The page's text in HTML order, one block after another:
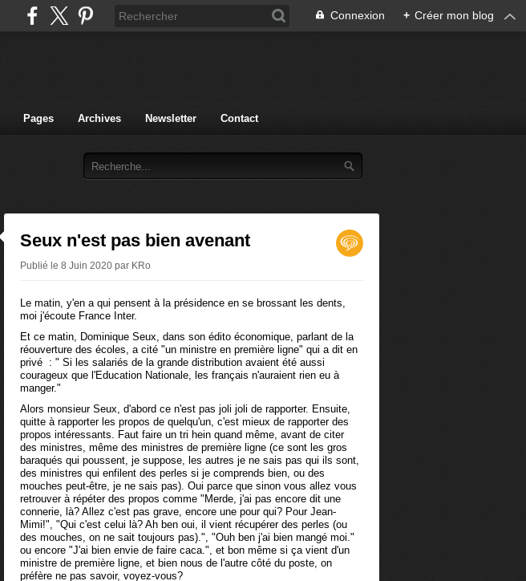
Connexion + Créer mon blog
Pages Archives Newsletter Contact
Seux n'est pas bien avenant
Publié le 8 Juin 2020 par KRo
Le matin, y'en a qui pensent à la présidence en se brossant les dents,
moi j'écoute France Inter.
Et ce matin, Dominique Seux, dans son édito économique, parlant de la
réouverture des écoles, a cité "un ministre en première ligne" qui a dit en
privé : " Si les salariés de la grande distribution avaient été aussi
courageux que l'Education Nationale, les français n'auraient rien eu à
manger."
Alors monsieur Seux, d'abord ce n'est pas joli joli de rapporter. Ensuite,
quitte à rapporter les propos de quelqu'un, c'est mieux de rapporter des
propos intéressants. Faut faire un tri hein quand même, avant de citer
des ministres, même des ministres de première ligne (ce sont les gros
baraqués qui poussent, je suppose, les autres je ne sais pas qui ils sont,
des ministres qui enfilent des perles si je comprends bien, ou des
mouches peut-être, je ne sais pas). Oui parce que sinon vous allez vous
retrouver à répéter des propos comme "Merde, j'ai pas encore dit une
connerie, là? Allez c'est pas grave, encore une pour qui? Pour Jean-
Mimi!", "Qui c'est celui là? Ah ben oui, il vient récupérer des perles (ou
des mouches, on ne sait toujours pas).", "Ouh ben j'ai bien mangé moi."
ou encore "J'ai bien envie de faire caca.", et bon même si ça vient d'un
ministre de première ligne, et bien nous de l'autre côté du poste, on
préfère ne pas savoir, voyez-vous?